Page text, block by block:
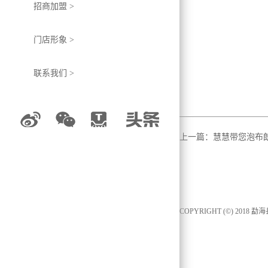
招商加盟 >
门店形象 >
联系我们 >
上一篇：慧慧带您泡布
COPYRIGHT (©) 2018 勐海